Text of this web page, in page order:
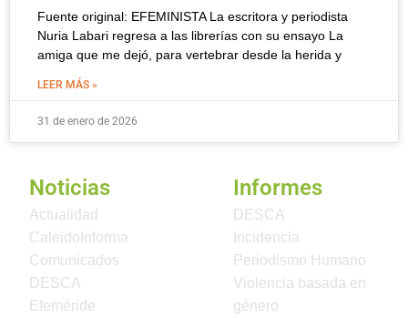
Fuente original: EFEMINISTA La escritora y periodista
Nuria Labari regresa a las librerías con su ensayo La
amiga que me dejó, para vertebrar desde la herida y
LEER MÁS »
31 de enero de 2026
Noticias
Actualidad
CaleidoInforma
Comunicados
DESCA
Efeméride
Informes
DESCA
Incidencia
Periodismo Humano
Violencia basada en
género